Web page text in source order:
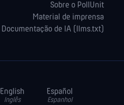
Sobre o PollUnit
Material de imprensa
Documentação de IA (llms.txt)
English
Inglês
Español
Espanhol